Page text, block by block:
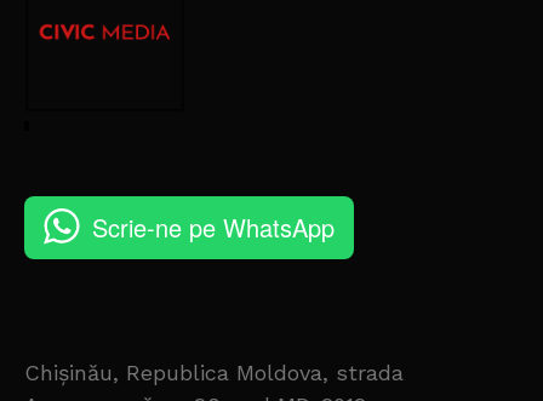
Scrie-ne pe WhatsApp
Chișinău, Republica Moldova, strada